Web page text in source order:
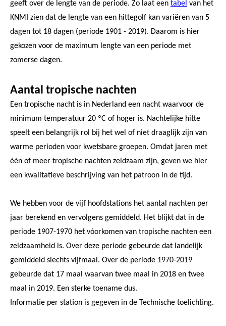
geeft over de lengte van de periode. Zo laat een tabel van het
KNMI zien dat de lengte van een hittegolf kan variëren van 5
dagen tot 18 dagen (periode 1901 - 2019). Daarom is hier
gekozen voor de maximum lengte van een periode met
zomerse dagen.
Aantal tropische nachten
Een tropische nacht is in Nederland een nacht waarvoor de
minimum temperatuur 20 ºC of hoger is. Nachtelijke hitte
speelt een belangrijk rol bij het wel of niet draaglijk zijn van
warme perioden voor kwetsbare groepen. Omdat jaren met
één of meer tropische nachten zeldzaam zijn, geven we hier
een kwalitatieve beschrijving van het patroon in de tijd.
We hebben voor de vijf hoofdstations het aantal nachten per
jaar berekend en vervolgens gemiddeld. Het blijkt dat in de
periode 1907-1970 het vóorkomen van tropische nachten een
zeldzaamheid is. Over deze periode gebeurde dat landelijk
gemiddeld slechts vijfmaal. Over de periode 1970-2019
gebeurde dat 17 maal waarvan twee maal in 2018 en twee
maal in 2019. Een sterke toename dus.
Informatie per station is gegeven in de Technische toelichting.